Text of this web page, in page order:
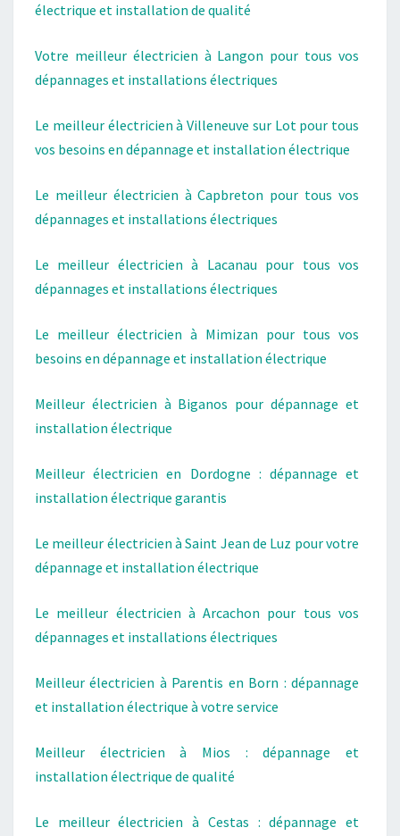
électrique et installation de qualité
Votre meilleur électricien à Langon pour tous vos
dépannages et installations électriques
Le meilleur électricien à Villeneuve sur Lot pour tous
vos besoins en dépannage et installation électrique
Le meilleur électricien à Capbreton pour tous vos
dépannages et installations électriques
Le meilleur électricien à Lacanau pour tous vos
dépannages et installations électriques
Le meilleur électricien à Mimizan pour tous vos
besoins en dépannage et installation électrique
Meilleur électricien à Biganos pour dépannage et
installation électrique
Meilleur électricien en Dordogne : dépannage et
installation électrique garantis
Le meilleur électricien à Saint Jean de Luz pour votre
dépannage et installation électrique
Le meilleur électricien à Arcachon pour tous vos
dépannages et installations électriques
Meilleur électricien à Parentis en Born : dépannage
et installation électrique à votre service
Meilleur électricien à Mios : dépannage et
installation électrique de qualité
Le meilleur électricien à Cestas : dépannage et